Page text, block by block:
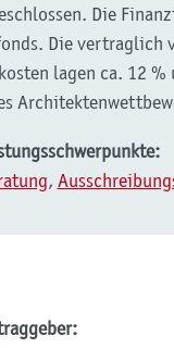
Die
Die vertraglich
lagen ca. 12 %
,